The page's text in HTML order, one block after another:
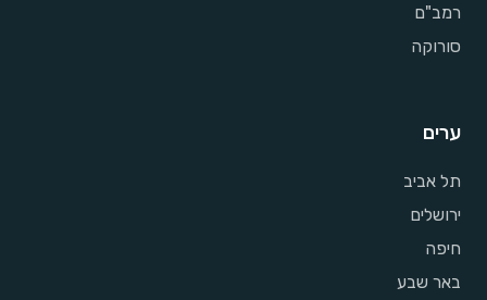
רמב"ם
סורוקה
ערים
תל אביב
ירושלים
חיפה
באר שבע